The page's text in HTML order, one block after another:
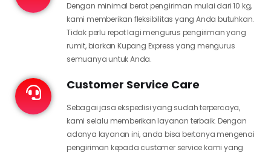
Dengan minimal berat pengiriman mulai dari 10 kg,
kami memberikan fleksibilitas yang Anda butuhkan.
Tidak perlu repot lagi mengurus pengiriman yang
rumit, biarkan Kupang Express yang mengurus
semuanya untuk Anda.
Customer Service Care
Sebagai jasa ekspedisi yang sudah terpercaya,
kami selalu memberikan layanan terbaik. Dengan
adanya layanan ini, anda bisa bertanya mengenai
pengiriman kepada customer service kami yang